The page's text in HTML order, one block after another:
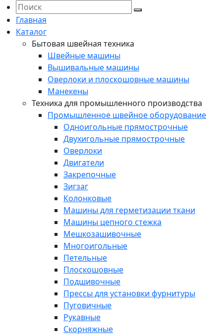
Главная
Каталог
Бытовая швейная техника
Швейные машины
Вышивальные машины
Оверлоки и плоскошовные машины
Манекены
Техника для промышленного производства
Промышленное швейное оборудование
Одноигольные прямострочные
Двухигольные прямострочные
Оверлоки
Двигатели
Закрепочные
Зигзаг
Колонковые
Машины для герметизации ткани
Машины цепного стежка
Мешкозашивочные
Многоигольные
Петельные
Плоскошовные
Подшивочные
Прессы для установки фурнитуры
Пуговичные
Рукавные
Скорняжные